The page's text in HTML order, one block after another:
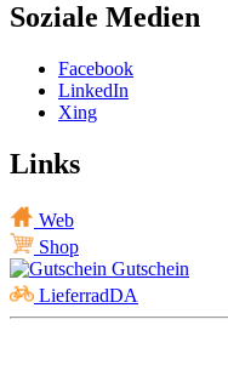
Soziale Medien
Facebook
LinkedIn
Xing
Links
Web
Shop
Gutschein
LieferradDA